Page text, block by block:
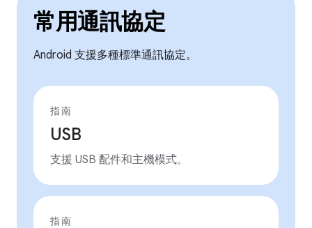
常用通訊協定
Android 支援多種標準通訊協定。
指南
USB
支援 USB 配件和主機模式。
指南